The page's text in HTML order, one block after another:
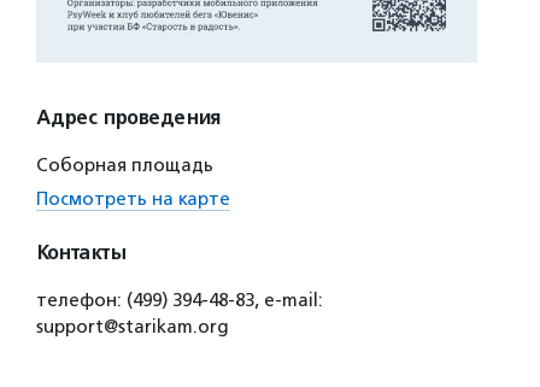
Адрес проведения
Cоборная площадь
Посмотреть на карте
Контакты
телефон: (499) 394-48-83, e-mail:
support@starikam.org